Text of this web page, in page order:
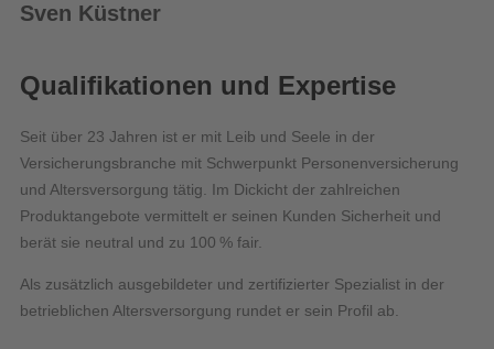
Sven Küstner
Qualifikationen und Expertise
Seit über 23 Jahren ist er mit Leib und Seele in der
Versicherungsbranche mit Schwerpunkt Personenversicherung
und Altersversorgung tätig. Im Dickicht der zahlreichen
Produktangebote vermittelt er seinen Kunden Sicherheit und
berät sie neutral und zu 100 % fair.
Als zusätzlich ausgebildeter und zertifizierter Spezialist in der
betrieblichen Altersversorgung rundet er sein Profil ab.